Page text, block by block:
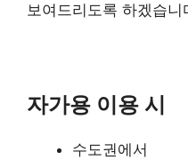
보여드리도록 하겠습니
자가용 이용 시
수도권에서